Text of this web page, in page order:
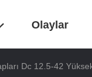
Olaylar
Dc 12.5-42